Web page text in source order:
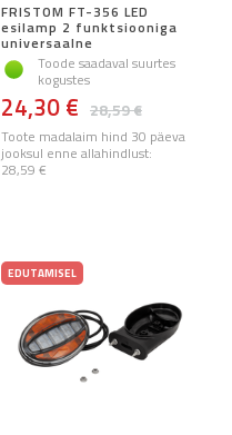
FRISTOM FT-356 LED
esilamp 2 funktsiooniga
universaalne
Toode saadaval suurtes
kogustes
28,59 €
24,30 €
Toote madalaim hind 30 päeva
jooksul enne allahindlust:
28,59 €
EDUTAMISEL